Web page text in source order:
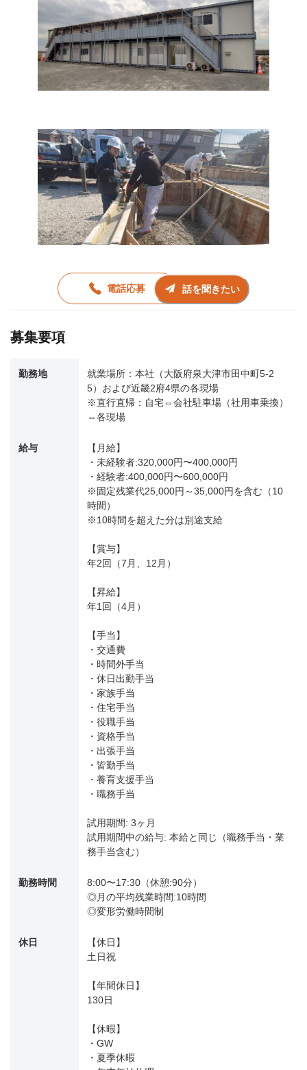
電話応募 話を聞きたい
募集要項
勤務地
就業場所：本社（大阪府泉大津市田中町5-2
5）および近畿2府4県の各現場
※直行直帰：自宅⇔会社駐車場（社用車乗換）
⇔各現場
給与
【月給】
・未経験者:320,000円〜400,000円
・経験者:400,000円〜600,000円
※固定残業代25,000円～35,000円を含む（10
時間）
※10時間を超えた分は別途支給
【賞与】
年2回（7月、12月）
【昇給】
年1回（4月）
【手当】
・交通費
・時間外手当
・休日出勤手当
・家族手当
・住宅手当
・役職手当
・資格手当
・出張手当
・皆勤手当
・養育支援手当
・職務手当
試用期間: 3ヶ月
試用期間中の給与: 本給と同じ（職務手当・業
務手当含む）
勤務時間
8:00〜17:30（休憩:90分）
◎月の平均残業時間:10時間
◎変形労働時間制
休日
【休日】
土日祝
【年間休日】
130日
【休暇】
・GW
・夏季休暇